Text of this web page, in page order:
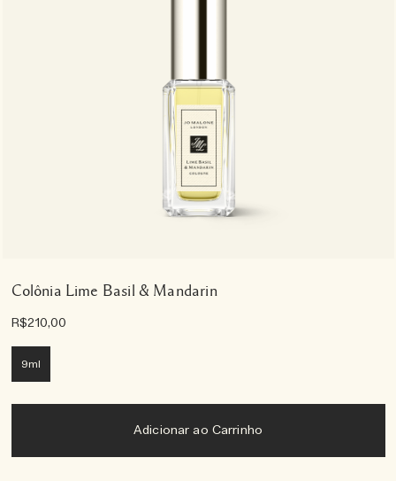
Colônia Lime Basil & Mandarin
R$210,00
9ml
Adicionar ao Carrinho